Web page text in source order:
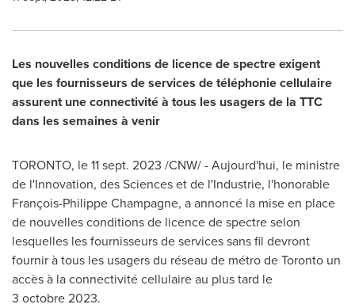
Les nouvelles conditions de licence de spectre exigent
que les fournisseurs de services de téléphonie cellulaire
assurent une connectivité à tous les usagers de la TTC
dans les semaines à venir
TORONTO, le11 sept. 2023 /CNW/ - Aujourd'hui, le ministre
de l'Innovation, des Sciences et de l'Industrie, l'honorable
François-Philippe Champagne, a annoncé la mise en place
de nouvelles conditions de licence de spectre selon
lesquelles les fournisseurs de services sans fil devront
fournir à tous les usagers du réseau de métro deToronto un
accès à la connectivité cellulaire au plus tard le
3 octobre 2023.